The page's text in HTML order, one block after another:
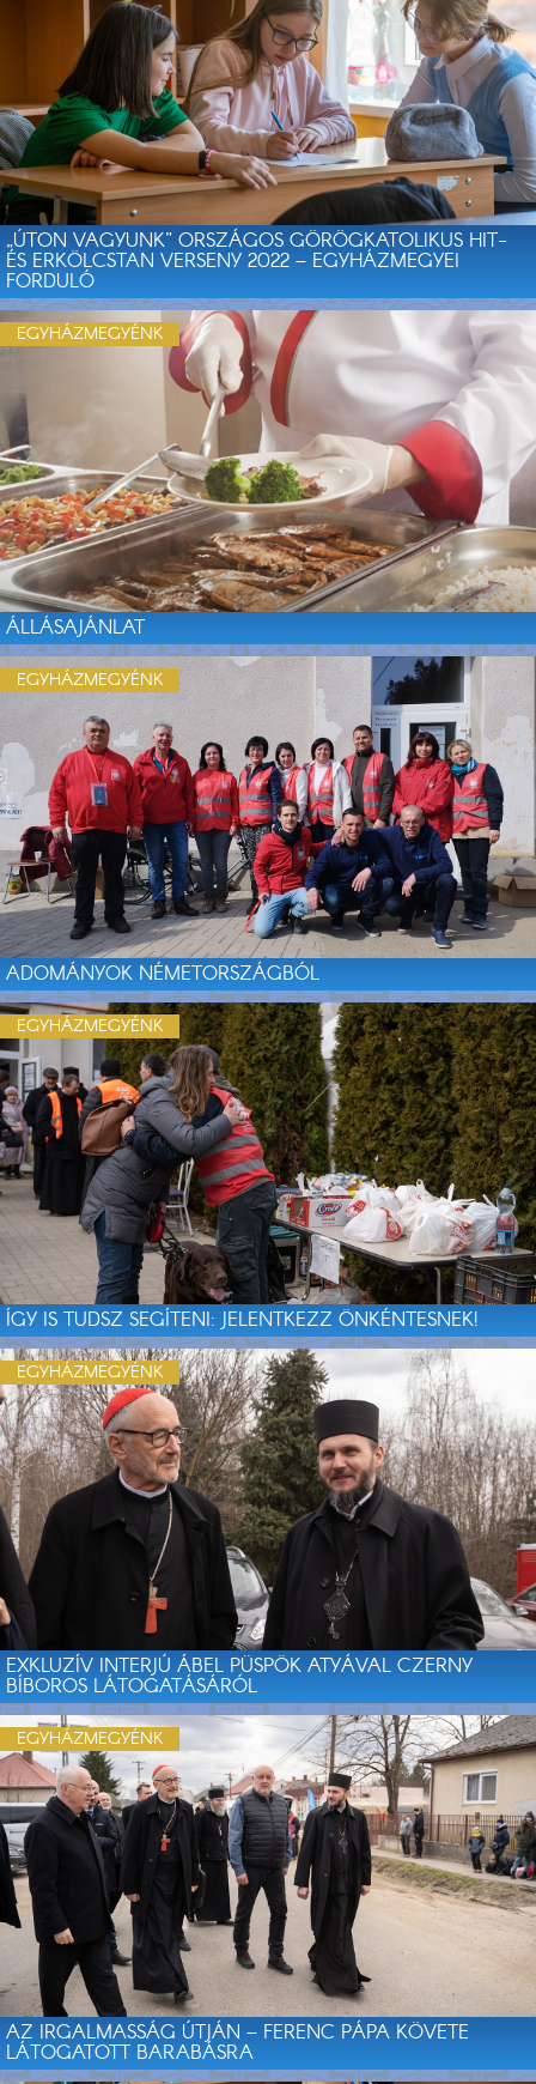
„ÚTON VAGYUNK” ORSZÁGOS GÖRÖGKATOLIKUS HIT-
ÉS ERKÖLCSTAN VERSENY 2022 – EGYHÁZMEGYEI
FORDULÓ
ÁLLÁSAJÁNLAT
EGYHÁZMEGYÉNK
ADOMÁNYOK NÉMETORSZÁGBÓL
EGYHÁZMEGYÉNK
ÍGY IS TUDSZ SEGÍTENI: JELENTKEZZ ÖNKÉNTESNEK!
EGYHÁZMEGYÉNK
EXKLUZÍV INTERJÚ ÁBEL PÜSPÖK ATYÁVAL CZERNY
BÍBOROS LÁTOGATÁSÁRÓL
EGYHÁZMEGYÉNK
AZ IRGALMASSÁG ÚTJÁN – FERENC PÁPA KÖVETE
LÁTOGATOTT BARABÁSRA
EGYHÁZMEGYÉNK